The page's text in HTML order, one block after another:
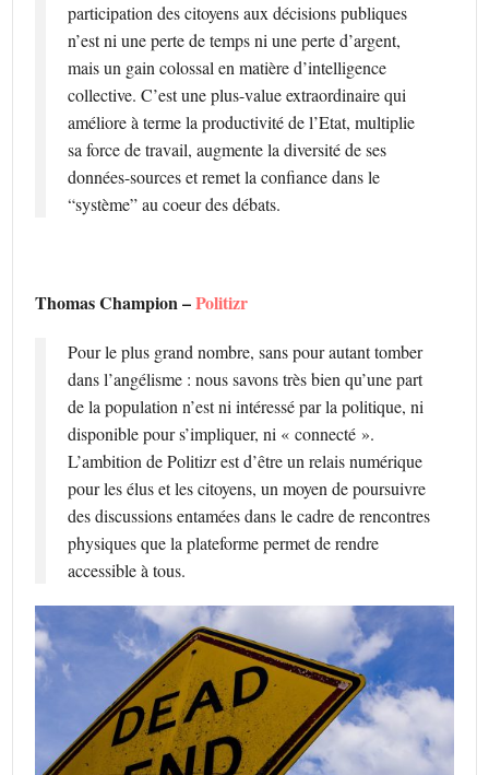
participation des citoyens aux décisions publiques
n’est ni une perte de temps ni une perte d’argent,
mais un gain colossal en matière d’intelligence
collective. C’est une plus-value extraordinaire qui
améliore à terme la productivité de l’Etat, multiplie
sa force de travail, augmente la diversité de ses
données-sources et remet la confiance dans le
“système” au coeur des débats.
Thomas Champion –Politizr
Pour le plus grand nombre, sans pour autant tomber
dans l’angélisme : nous savons très bien qu’une part
de la population n’est ni intéressé par la politique, ni
disponible pour s’impliquer, ni « connecté ».
L’ambition de Politizr est d’être un relais numérique
pour les élus et les citoyens, un moyen de poursuivre
des discussions entamées dans le cadre de rencontres
physiques que la plateforme permet de rendre
accessible à tous.